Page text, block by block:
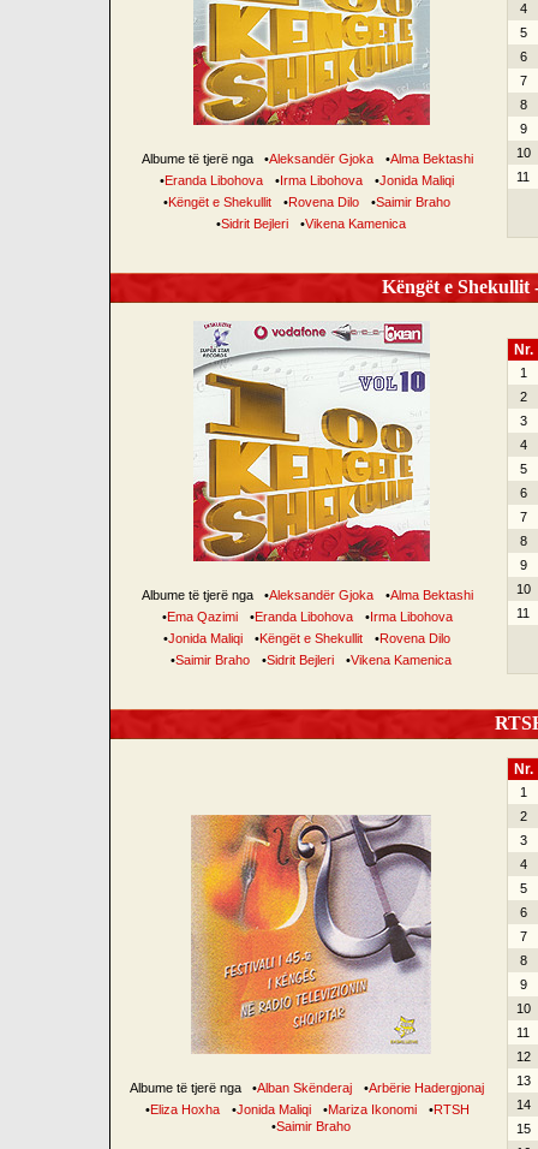
Albume të tjerë nga •Aleksandër Gjoka •Alma Bektashi
•Eranda Libohova •Irma Libohova •Jonida Maliqi
•Këngët e Shekullit •Rovena Dilo •Saimir Braho
•Sidrit Bejleri •Vikena Kamenica
4
5
6
7
8
9
10
11
Këngët e
Albume të tjerë nga •Aleksandër Gjoka •Alma Bektashi
•Ema Qazimi •Eranda Libohova •Irma Libohova
•Jonida Maliqi •Këngët e Shekullit •Rovena Dilo
•Saimir Braho •Sidrit Bejleri •Vikena Kamenica
Nr.
1
2
3
4
5
6
7
8
9
10
11
Albume të tjerë nga •Alban Skënderaj •Arbërie Hadergjonaj
•Eliza Hoxha •Jonida Maliqi •Mariza Ikonomi •RTSH
•Saimir Braho
Nr.
1
2
3
4
5
6
7
8
9
10
11
12
13
14
15